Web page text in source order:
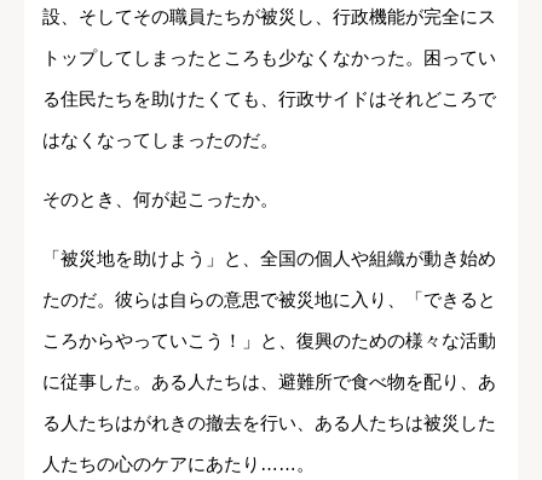
設、そしてその職員たちが被災し、行政機能が完全にス
トップしてしまったところも少なくなかった。困ってい
る住民たちを助けたくても、行政サイドはそれどころで
はなくなってしまったのだ。
そのとき、何が起こったか。
「被災地を助けよう」と、全国の個人や組織が動き始め
たのだ。彼らは自らの意思で被災地に入り、「できると
ころからやっていこう！」と、復興のための様々な活動
に従事した。ある人たちは、避難所で食べ物を配り、あ
る人たちはがれきの撤去を行い、ある人たちは被災した
人たちの心のケアにあたり……。